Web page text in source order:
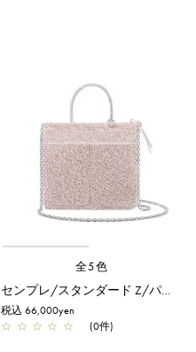
全5色
センプレ/スタンダード Z/パウダリーピンクシルバー
税込 66,000yen
☆ ☆ ☆ ☆ ☆ (0件)